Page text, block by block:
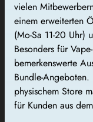
vielen
einem erweiterten
(Mo-Sa 11-20 Uhr)
Besonders für
bemerkenswerte
Bundle-
physischem Store
für Kunden aus